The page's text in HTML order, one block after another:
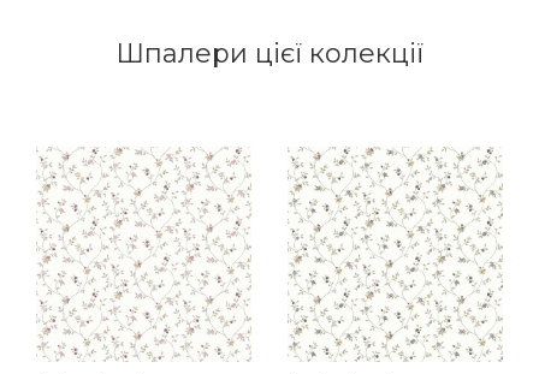
Шпалери цієї колекції